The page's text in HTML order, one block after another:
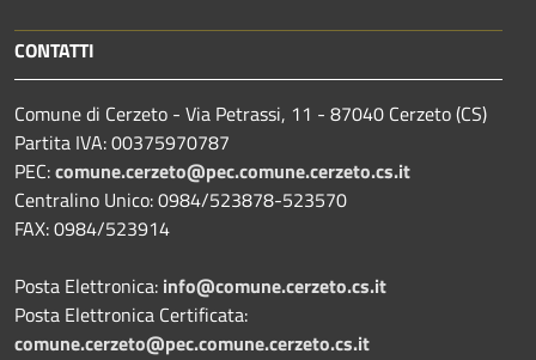
CONTATTI
Comune di Cerzeto - Via Petrassi, 11 - 87040 Cerzeto (CS)
Partita IVA: 00375970787
PEC:comune.cerzeto@pec.comune.cerzeto.cs.it
Centralino Unico: 0984/523878-523570
FAX: 0984/523914
Posta Elettronica: info@comune.cerzeto.cs.it
Posta Elettronica Certificata:
comune.cerzeto@pec.comune.cerzeto.cs.it